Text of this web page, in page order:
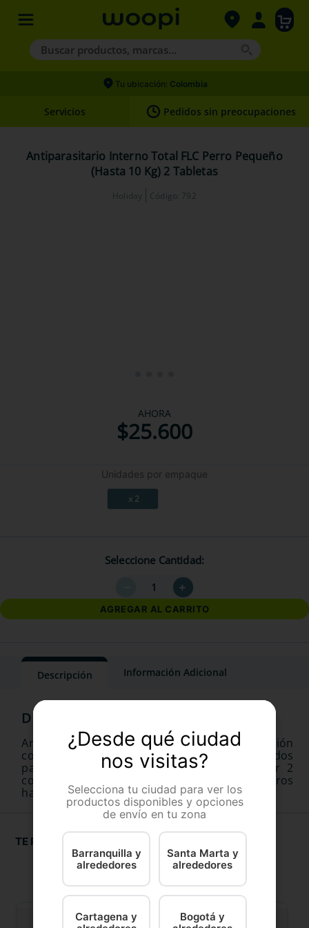
Buscar productos, marcas...
Términos más buscados
2.
hills
3.
nexgard
royal canin
Tu ubicación: Colombia
Servicios Pedidos sin preocupaciones
Antiparasitario Interno Total FLC Perro Pequeño
(Hasta 10 Kg) 2 Tabletas
Holiday Código: 792
AHORA
$25.600
Unidades por empaque
x 2
Seleccione Cantidad
＋
AGREGAR AL CARRITO
Descripción Información Adicional
Antiparasitario interno oral de liberación
controlada en comprimidos birranurados
palatables. Envase conteniendo 1 blister por 2
comprimidos birranurados palatables para perros
hasta 10 kg.
TE RECOMENDAMOS
¿Desde qué ciudad
nos visitas?
Selecciona tu ciudad para ver los
productos disponibles y opciones
de envío en tu zona
Barranquilla y
alrededores
Santa Marta y
alrededores
Cartagena y
Bogotá y